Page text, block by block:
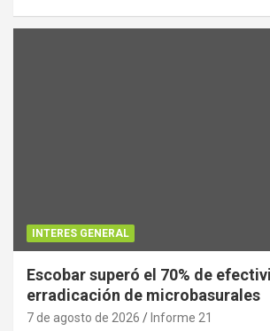
INTERES GENERAL
Escobar superó el 70% de
erradicación de microbasurales
7 de agosto de 2026 Informe 21